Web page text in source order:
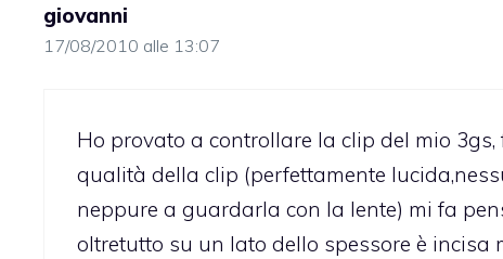
giovanni
17/08/2010 alle 13:07
Ho provato a controllare la clip del mio
qualità della clip (perfettamente
neppure a guardarla con la lente) mi fa
oltretutto su un lato dello spessore è incisa